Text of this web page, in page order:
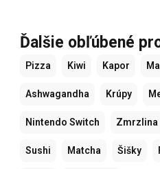
Ďalšie obľúbené
Pizza Kiwi Kapor
Ashwagandha Krúpy
Nintendo Switch Zmrzlina
Sushi Matcha Šišky